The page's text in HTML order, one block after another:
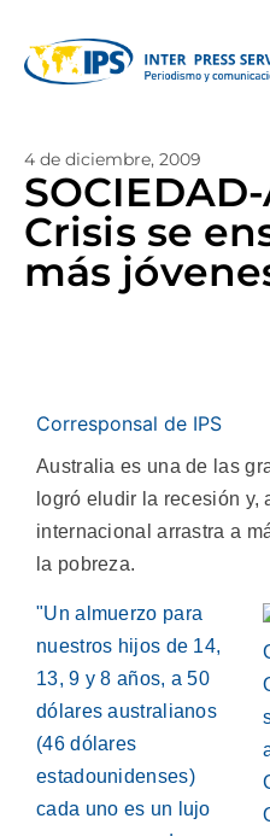
4 de diciembre, 2009
Crisis se
más
Corresponsal de IPS
Australia es una de las
logró eludir la recesión
internacional arrastra a
la pobreza.
"Un almuerzo para
nuestros hijos de 14,
13, 9 y 8 años, a 50
dólares australianos
(46 dólares
estadounidenses)
cada uno es un lujo